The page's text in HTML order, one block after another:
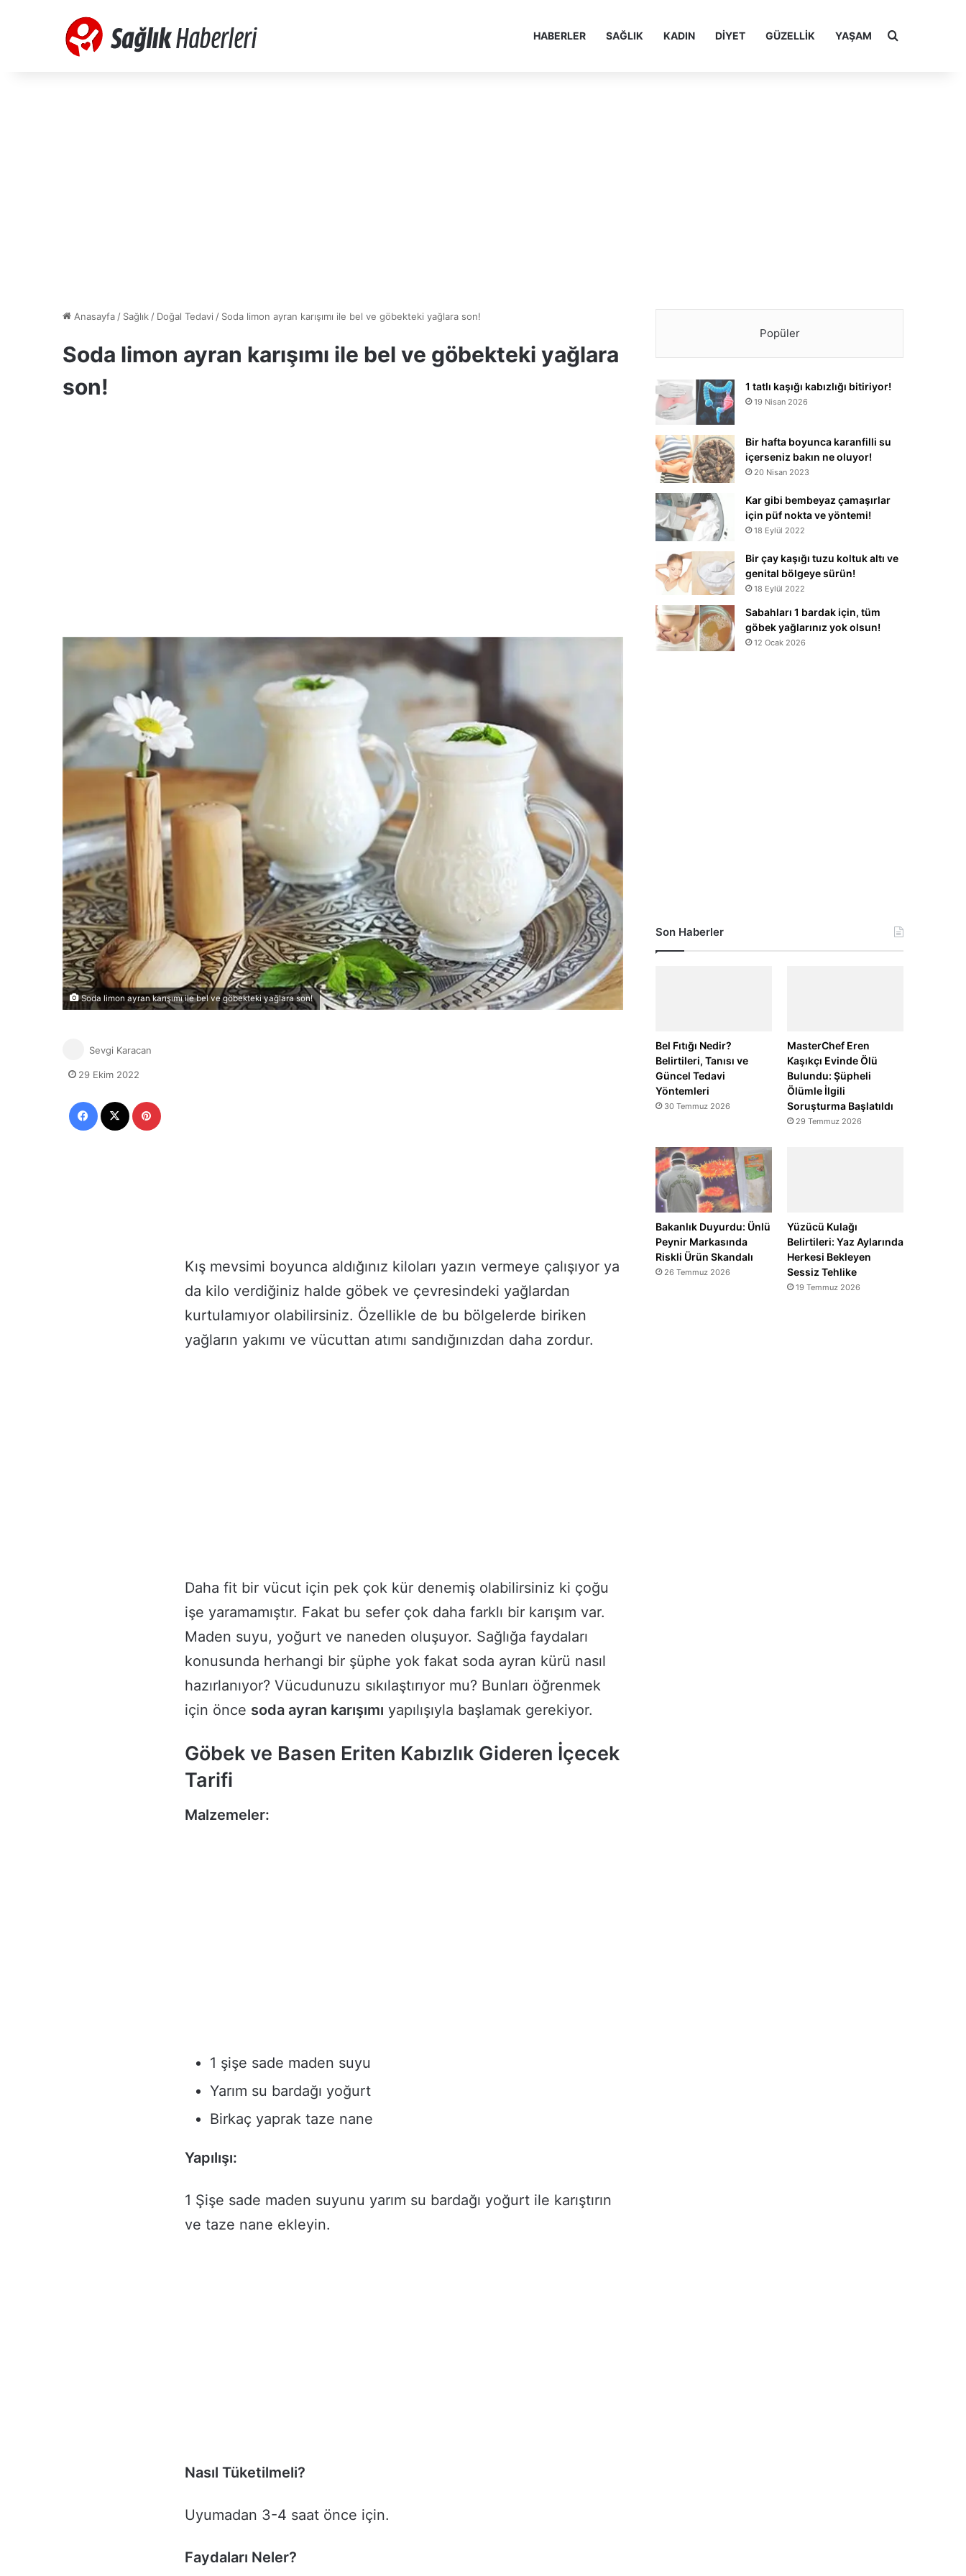
HABERLER SAĞLIK KADIN DIYET GÜZELLIK YAŞAM Arama yap
Anasayfa / Sağlık / Doğal Tedavi / Soda limon ayran karışımı ile bel ve göbekteki yağlara son!
Soda limon ayran karışımı ile bel ve göbekteki yağlara
son!
Soda limon ayran karışımı ile bel ve göbekteki yağlara son!
Kış mevsimi boyunca aldığınız kiloları yazın vermeye çalışıyor ya
da kilo verdiğiniz halde göbek ve çevresindeki yağlardan
kurtulamıyor olabilirsiniz. Özellikle de bu bölgelerde biriken
yağların yakımı ve vücuttan atımı sandığınızdan daha zordur.
Daha fit bir vücut için pek çok kür denemiş olabilirsiniz ki çoğu
işe yaramamıştır. Fakat bu sefer çok daha farklı bir karışım var.
Maden suyu, yoğurt ve naneden oluşuyor. Sağlığa faydaları
konusunda herhangi bir şüphe yok fakat soda ayran kürü nasıl
hazırlanıyor? Vücudunuzu sıkılaştırıyor mu? Bunları öğrenmek
için önce soda ayran karışımı yapılışıyla başlamak gerekiyor.
Göbek ve Basen Eriten Kabızlık Gideren İçecek
Tarifi
Malzemeler:
1 şişe sade maden suyu
Yarım su bardağı yoğurt
Birkaç yaprak taze nane
Yapılışı:
1 Şişe sade maden suyunu yarım su bardağı yoğurt ile karıştırın
ve taze nane ekleyin.
Nasıl Tüketilmeli?
Uyumadan 3-4 saat önce için.
Faydaları Neler?
Sevgi Karacan
29 Ekim 2022
Popüler
1 tatlı kaşığı kabızlığı bitiriyor!
19 Nisan 2026
Bir hafta boyunca karanfilli su
içerseniz bakın ne oluyor!
20 Nisan 2023
Kar gibi bembeyaz çamaşırlar
için püf nokta ve yöntemi!
18 Eylül 2022
Bir çay kaşığı tuzu koltuk altı ve
genital bölgeye sürün!
18 Eylül 2022
Sabahları 1 bardak için, tüm
göbek yağlarınız yok olsun!
12 Ocak 2026
Son Haberler
Bel Fıtığı Nedir?
Belirtileri, Tanısı ve
Güncel Tedavi
Yöntemleri
30 Temmuz 2026
MasterChef Eren
Kaşıkçı Evinde Ölü
Bulundu: Şüpheli
Ölümle İlgili
Soruşturma Başlatıldı
29 Temmuz 2026
Bakanlık Duyurdu: Ünlü
Peynir Markasında
Riskli Ürün Skandalı
26 Temmuz 2026
Yüzücü Kulağı
Belirtileri: Yaz Aylarında
Herkesi Bekleyen
Sessiz Tehlike
19 Temmuz 2026